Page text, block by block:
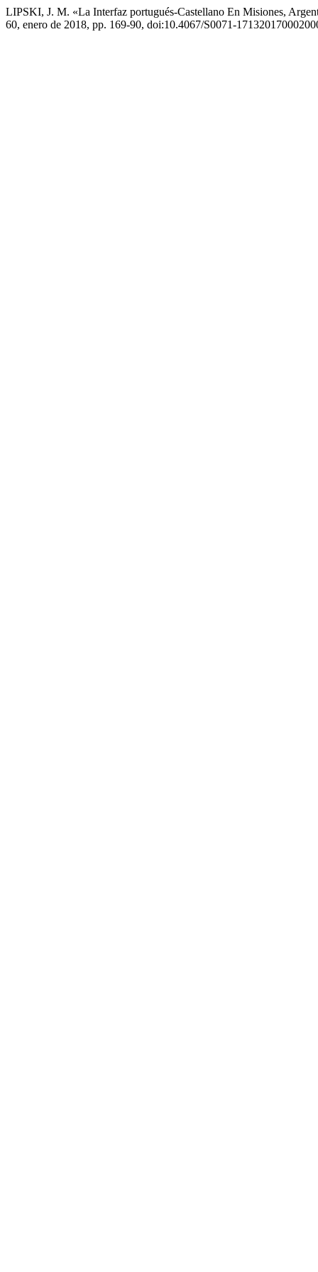
LIPSKI, J. M. «La Interfaz portugués-Castellano En Misiones,
60, enero de 2018, pp. 169-90, doi:10.4067/S0071-